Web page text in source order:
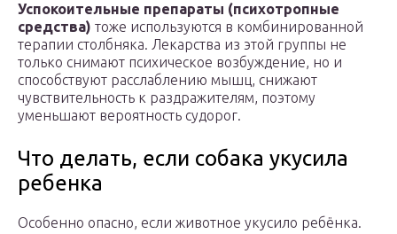
Успокоительные препараты (психотропные
средства) тоже используются в комбинированной
терапии столбняка. Лекарства из этой группы не
только снимают психическое возбуждение, но и
способствуют расслаблению мышц, снижают
чувствительность к раздражителям, поэтому
уменьшают вероятность судорог.
Что делать, если собака укусила
ребенка
Особенно опасно, если животное укусило ребёнка.